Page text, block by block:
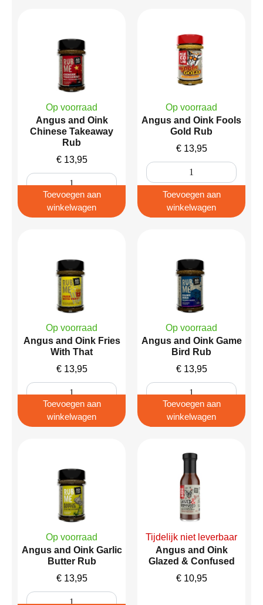
Op voorraad
Angus and Oink
Chinese Takeaway
Rub
€13,95
Toevoegen aan
winkelwagen
Op voorraad
Angus and Oink Fools
Gold Rub
€13,95
Toevoegen aan
winkelwagen
Op voorraad
Angus and Oink Fries
With That
€13,95
Toevoegen aan
winkelwagen
Op voorraad
Angus and Oink Game
Bird Rub
€13,95
Toevoegen aan
winkelwagen
Op voorraad
Angus and Oink Garlic
Butter Rub
€13,95
Tijdelijk niet leverbaar
Angus and Oink
Glazed & Confused
€10,95